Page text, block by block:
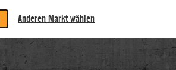
Anderen Markt wählen